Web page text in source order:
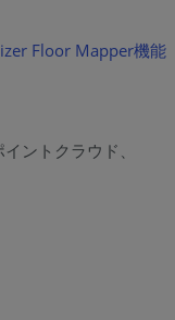
Floor Mapper機能
ントクラウド、